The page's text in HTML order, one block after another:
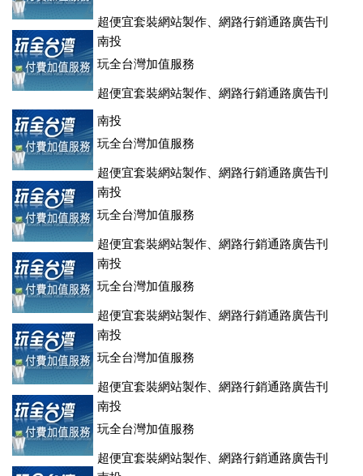
超便宜套裝網站製作、網路行銷通路廣告刊
登、訂房系統、客房委託旅行社銷售，全面優惠中....
南投
玩全台灣加值服務
超便宜套裝網站製作、網路行銷通路廣告刊
登、訂房系統、客房委託旅行社銷售，全面優惠中....
南投
玩全台灣加值服務
超便宜套裝網站製作、網路行銷通路廣告刊
登、訂房系統、客房委託旅行社銷售，全面優惠中....
南投
玩全台灣加值服務
超便宜套裝網站製作、網路行銷通路廣告刊
登、訂房系統、客房委託旅行社銷售，全面優惠中....
南投
玩全台灣加值服務
超便宜套裝網站製作、網路行銷通路廣告刊
登、訂房系統、客房委託旅行社銷售，全面優惠中....
南投
玩全台灣加值服務
超便宜套裝網站製作、網路行銷通路廣告刊
登、訂房系統、客房委託旅行社銷售，全面優惠中....
南投
玩全台灣加值服務
超便宜套裝網站製作、網路行銷通路廣告刊